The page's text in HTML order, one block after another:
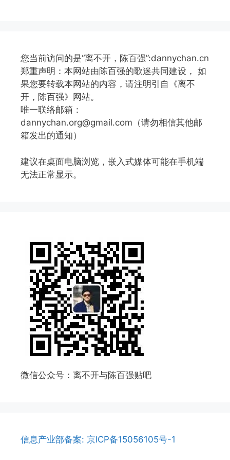
您当前访问的是“离不开，陈百强”:dannychan.cn
郑重声明：本网站由陈百强的歌迷共同建设， 如
果您要转载本网站的内容，请注明引自《离不
开，陈百强》网站。
唯一联络邮箱：
dannychan.org@gmail.com（请勿相信其他邮
箱发出的通知）
建议在桌面电脑浏览，嵌入式媒体可能在手机端
无法正常显示。
微信公众号：离不开与陈百强贴吧
信息产业部备案: 京ICP备15056105号-1